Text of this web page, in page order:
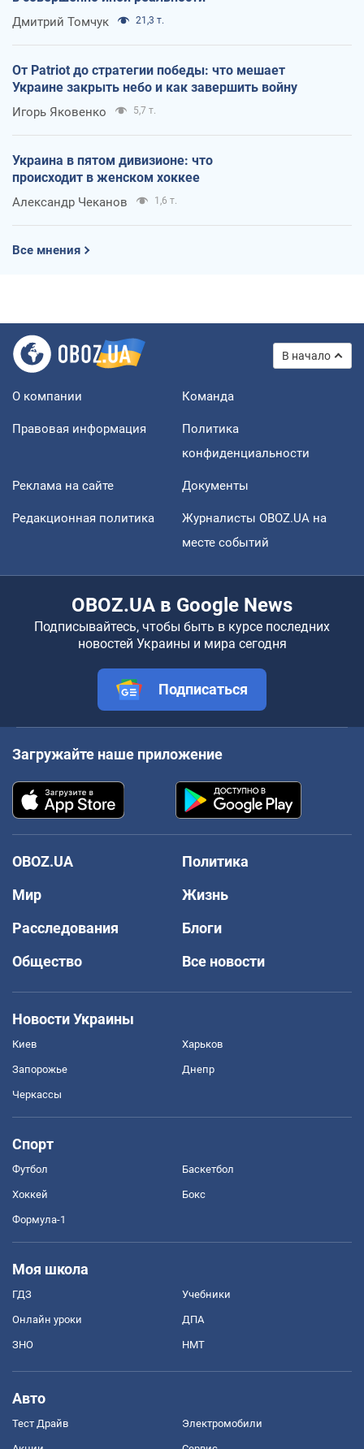
Дмитрий Томчук 21,3 т.
От Patriot до стратегии победы: что мешает
Украине закрыть небо и как завершить войну
Игорь Яковенко 5,7 т.
Украина в пятом дивизионе: что
происходит в женском хоккее
Александр Чеканов 1,6 т.
Все мнения
В начало
О компании Команда
Правовая информация
Политика
конфиденциальности
Реклама на сайте Документы
Редакционная политика
Журналисты OBOZ.UA на
месте событий
OBOZ.UA в Google News
Подписывайтесь, чтобы быть в курсе последних
новостей Украины и мира сегодня
Подписаться
Загружайте наше приложение
OBOZ.UA
Политика
Мир
Жизнь
Расследования
Блоги
Общество
Все новости
Новости Украины
Киев Харьков
Запорожье Днепр
Черкассы
Спорт
Футбол Баскетбол
Хоккей Бокс
Формула-1
Моя школа
ГДЗ Учебники
Онлайн уроки ДПА
ЗНО НМТ
Авто
Тест Драйв Электромобили